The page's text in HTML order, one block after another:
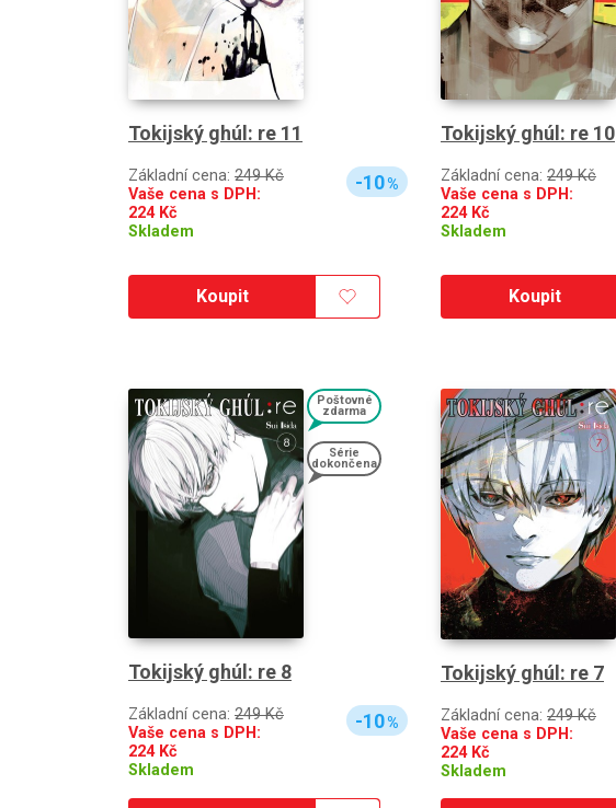
Tokijský ghúl: re 11
Základní cena: 249 Kč
Vaše cena s DPH:
224Kč
Skladem
-10%
Koupit
Tokijský ghúl: re 10
Základní cena: 249 Kč
Vaše cena s DPH:
224Kč
Skladem
Koupit
Poštovné
zdarma
Série
dokončena
Tokijský ghúl: re 8
Základní cena: 249 Kč
Vaše cena s DPH:
224Kč
Skladem
-10%
Tokijský ghúl: re 7
Základní cena: 249 Kč
Vaše cena s DPH:
224Kč
Skladem